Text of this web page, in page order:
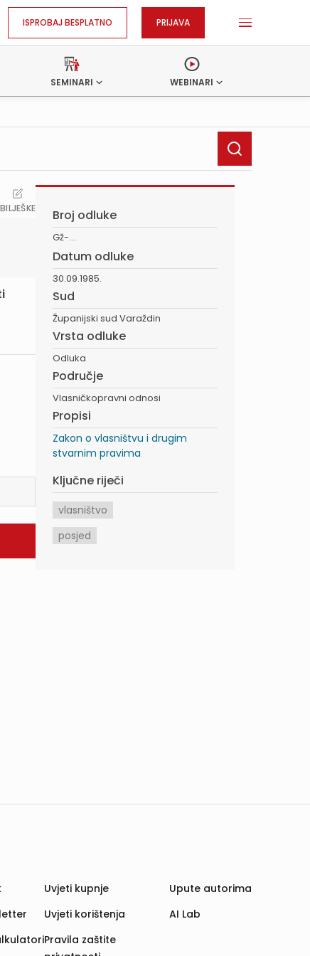
ISPROBAJ BESPLATNO PRIJAVA
SEMINARI WEBINARI
BILJEŠKE Broj odluke
Gž-...
Datum odluke
30.09.1985.
Sud
Županijski sud Varaždin
Vrsta odluke
Odluka
Područje
Vlasničkopravni odnosi
Propisi
Zakon o vlasništvu i drugim
stvarnim pravima
Ključne riječi
vlasništvo
posjed
Uvjeti kupnje
Uvjeti korištenja
Pravila zaštite
Upute autorima
AI Lab